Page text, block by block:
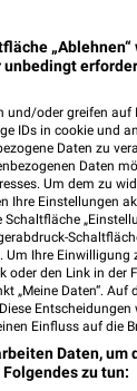
Angebote
Gültig bis Fr.
XXXLutz
„Ablehnen“
und/oder greifen
IDs in cookie und
Daten zu
Daten
Um dem zu
Ihre Einstellungen
Um Ihre Einwilligung
oder den Link in der
„Meine Daten“. Auf
Entscheidungen
Einfluss auf die
Daten, um
zu tun: